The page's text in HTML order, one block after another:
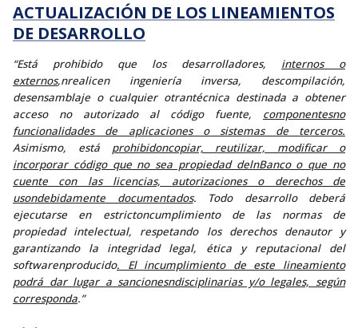
ACTUALIZACIÓN DE LOS LINEAMIENTOS
DE DESARROLLO
“Está prohibido que los desarrolladores, internos o
externos,nrealicen ingeniería inversa, descompilación,
desensamblaje o cualquier otrantécnica destinada a obtener
acceso no autorizado al código fuente, componentesno
funcionalidades de aplicaciones o sistemas de terceros.
Asimismo, está prohibidoncopiar, reutilizar, modificar o
incorporar código que no sea propiedad delnBanco o que no
cuente con las licencias, autorizaciones o derechos de
usondebidamente documentados. Todo desarrollo deberá
ejecutarse en estrictoncumplimiento de las normas de
propiedad intelectual, respetando los derechos denautor y
garantizando la integridad legal, ética y reputacional del
softwarenproducido. El incumplimiento de este lineamiento
podrá dar lugar a sancionesndisciplinarias y/o legales, según
corresponda.”